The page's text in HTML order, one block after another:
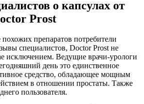
о капсулах от
Prost
препаратов потребители
специалистов, Doctor Prost не
исключением. Ведущие врачи-урологи
день это единственное
средство, обладающее мощным
в отношении простаты. Также
пользователя.